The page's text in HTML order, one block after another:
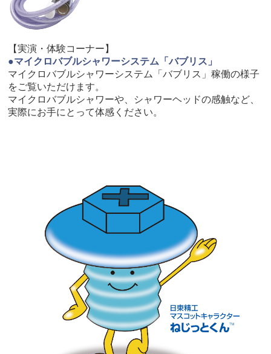
【実演・体験コーナー】
●マイクロバブルシャワーシステム「バブリス」
マイクロバブルシャワーシステム「バブリス」稼働の様子
をご覧いただけます。
マイクロバブルシャワーや、シャワーヘッドの感触など、
実際にお手にとって体感ください。